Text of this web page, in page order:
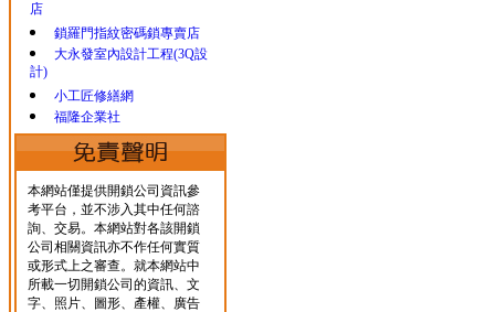
店
鎖羅門指紋密碼鎖專賣店
大永發室內設計工程(3Q設
計)
小工匠修繕網
福隆企業社
本網站僅提供開鎖公司資訊參
考平台，並不涉入其中任何諮
詢、交易。本網站對各該開鎖
公司相關資訊亦不作任何實質
或形式上之審查。就本網站中
所載一切開鎖公司的資訊、文
字、照片、圖形、產權、廣告